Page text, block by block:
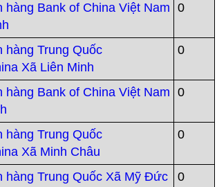
hàng Bank of China Việt Nam
0
hàng Trung Quốc
Xã Liên Minh
0
hàng Bank of China Việt Nam
0
hàng Trung Quốc
Xã Minh Châu
0
hàng Trung Quốc Xã Mỹ Đức
0